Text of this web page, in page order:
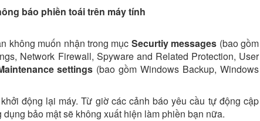
không muốn nhận trong mục Securtiy messages (bao gồm
Network Firewall, Spyware and Related Protection, User
settings (bao gồm Windows Backup, Windows
động lại máy. Từ giờ các cảnh báo yêu cầu tự động cập
bảo mật sẽ không xuất hiện làm phiền bạn nữa.